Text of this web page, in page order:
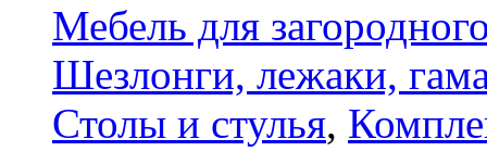
Мебель для
Шезлонги, лежаки,
Столы и стулья,